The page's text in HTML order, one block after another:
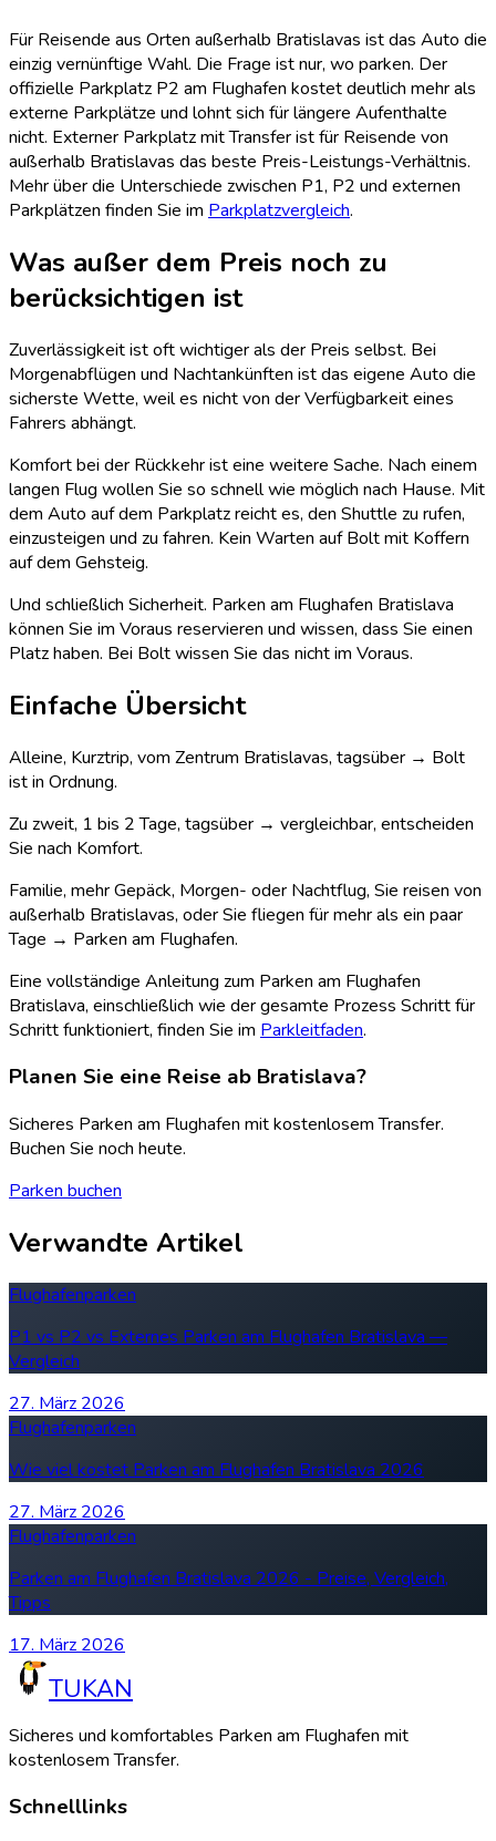
Für Reisende aus Orten außerhalb Bratislavas ist das Auto die
einzig vernünftige Wahl. Die Frage ist nur, wo parken. Der
offizielle Parkplatz P2 am Flughafen kostet deutlich mehr als
externe Parkplätze und lohnt sich für längere Aufenthalte
nicht. Externer Parkplatz mit Transfer ist für Reisende von
außerhalb Bratislavas das beste Preis-Leistungs-Verhältnis.
Mehr über die Unterschiede zwischen P1, P2 und externen
Parkplätzen finden Sie im Parkplatzvergleich.
Was außer dem Preis noch zu
berücksichtigen ist
Zuverlässigkeit ist oft wichtiger als der Preis selbst. Bei
Morgenabflügen und Nachtankünften ist das eigene Auto die
sicherste Wette, weil es nicht von der Verfügbarkeit eines
Fahrers abhängt.
Komfort bei der Rückkehr ist eine weitere Sache. Nach einem
langen Flug wollen Sie so schnell wie möglich nach Hause. Mit
dem Auto auf dem Parkplatz reicht es, den Shuttle zu rufen,
einzusteigen und zu fahren. Kein Warten auf Bolt mit Koffern
auf dem Gehsteig.
Und schließlich Sicherheit. Parken am Flughafen Bratislava
können Sie im Voraus reservieren und wissen, dass Sie einen
Platz haben. Bei Bolt wissen Sie das nicht im Voraus.
Einfache Übersicht
Alleine, Kurztrip, vom Zentrum Bratislavas, tagsüber → Bolt
ist in Ordnung.
Zu zweit, 1 bis 2 Tage, tagsüber → vergleichbar, entscheiden
Sie nach Komfort.
Familie, mehr Gepäck, Morgen- oder Nachtflug, Sie reisen von
außerhalb Bratislavas, oder Sie fliegen für mehr als ein paar
Tage → Parken am Flughafen.
Eine vollständige Anleitung zum Parken am Flughafen
Bratislava, einschließlich wie der gesamte Prozess Schritt für
Schritt funktioniert, finden Sie im Parkleitfaden.
Planen Sie eine Reise ab Bratislava?
Sicheres Parken am Flughafen mit kostenlosem Transfer.
Buchen Sie noch heute.
Parken buchen
Verwandte Artikel
Flughafenparken
P1 vs P2 vs Externes Parken am Flughafen Bratislava —
Vergleich
27. März 2026
Flughafenparken
Wie viel kostet Parken am Flughafen Bratislava 2026
27. März 2026
Flughafenparken
Parken am Flughafen Bratislava 2026 - Preise, Vergleich,
Tipps
17. März 2026
TUKAN
Sicheres und komfortables Parken am Flughafen mit
kostenlosem Transfer.
Schnelllinks